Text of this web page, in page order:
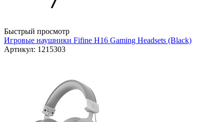
Быстрый просмотр
Игровые наушники Fifine H16 Gaming Headsets (Black)
Артикул: 1215303